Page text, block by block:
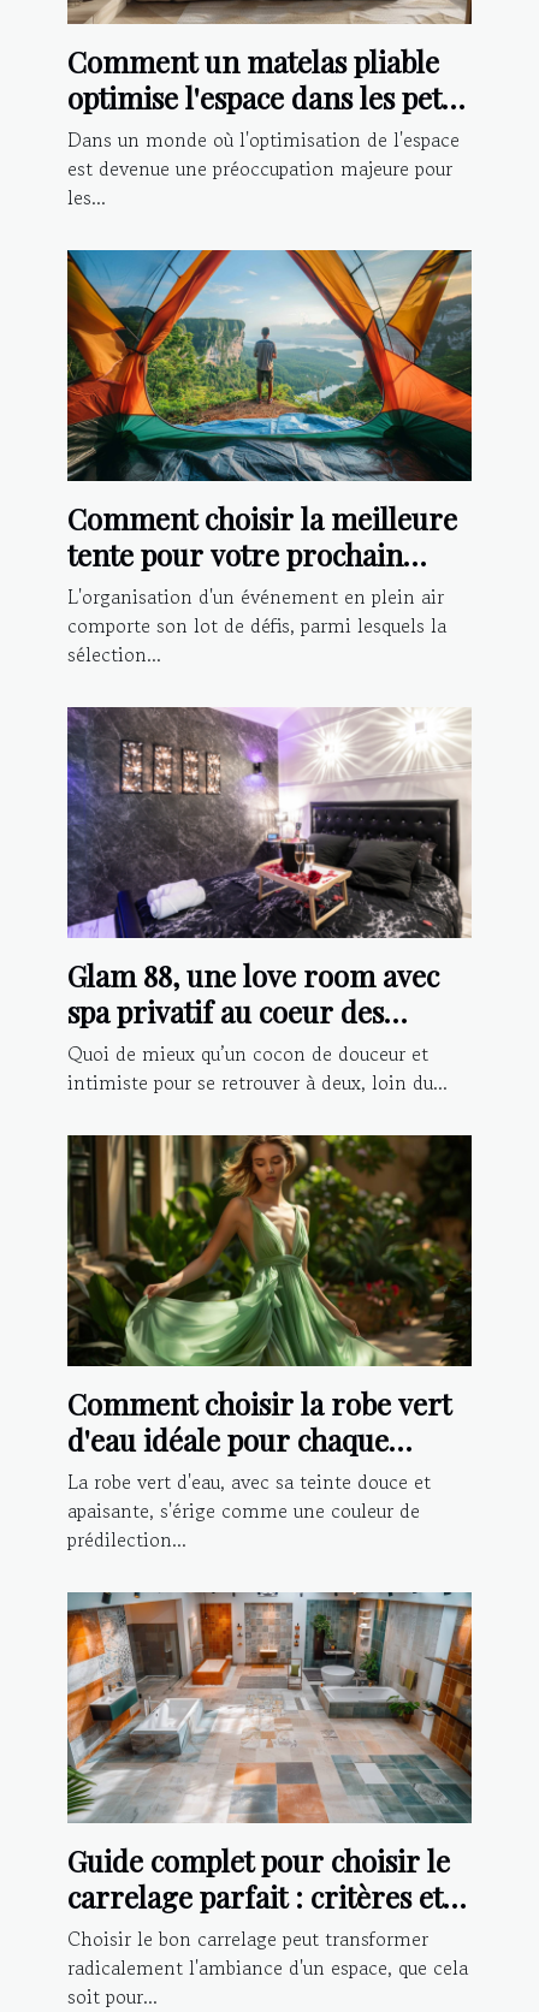
Comment un matelas pliable
optimise l'espace dans les petits
logements
Dans un monde où l'optimisation de l'espace
est devenue une préoccupation majeure pour
les...
Comment choisir la meilleure
tente pour votre prochain
événement extérieur
L'organisation d'un événement en plein air
comporte son lot de défis, parmi lesquels la
sélection...
Glam 88, une love room avec
spa privatif au coeur des
Vosges
Quoi de mieux qu’un cocon de douceur et
intimiste pour se retrouver à deux, loin du...
Comment choisir la robe vert
d'eau idéale pour chaque
occasion ?
La robe vert d'eau, avec sa teinte douce et
apaisante, s'érige comme une couleur de
prédilection...
Guide complet pour choisir le
carrelage parfait : critères et
conseils d'installation
Choisir le bon carrelage peut transformer
radicalement l'ambiance d'un espace, que cela
soit pour...